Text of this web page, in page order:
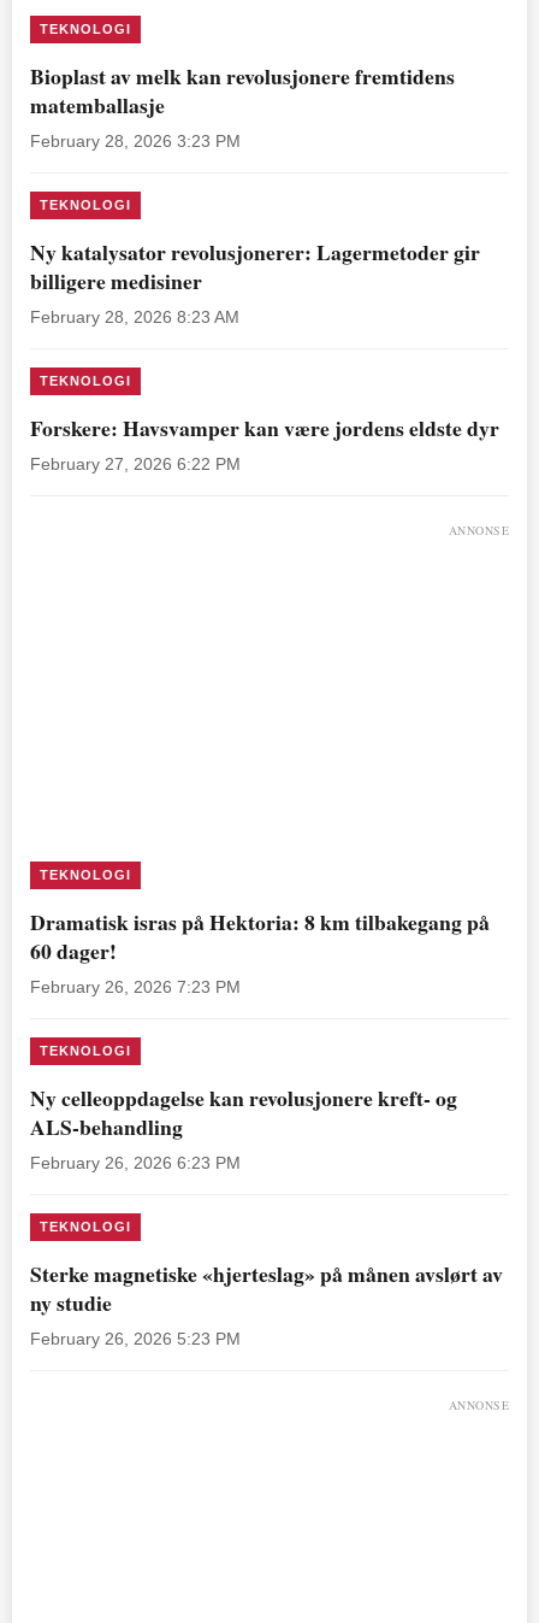
TEKNOLOGI
Bioplast av melk kan revolusjonere fremtidens
matemballasje
February 28, 2026 3:23 PM
TEKNOLOGI
Ny katalysator revolusjonerer: Lagermetoder gir
billigere medisiner
February 28, 2026 8:23 AM
TEKNOLOGI
Forskere: Havsvamper kan være jordens eldste dyr
February 27, 2026 6:22 PM
ANNONSE
TEKNOLOGI
Dramatisk isras på Hektoria: 8 km tilbakegang på
60 dager!
February 26, 2026 7:23 PM
TEKNOLOGI
Ny celleoppdagelse kan revolusjonere kreft- og
ALS-behandling
February 26, 2026 6:23 PM
TEKNOLOGI
Sterke magnetiske «hjerteslag» på månen avslørt av
ny studie
February 26, 2026 5:23 PM
ANNONSE